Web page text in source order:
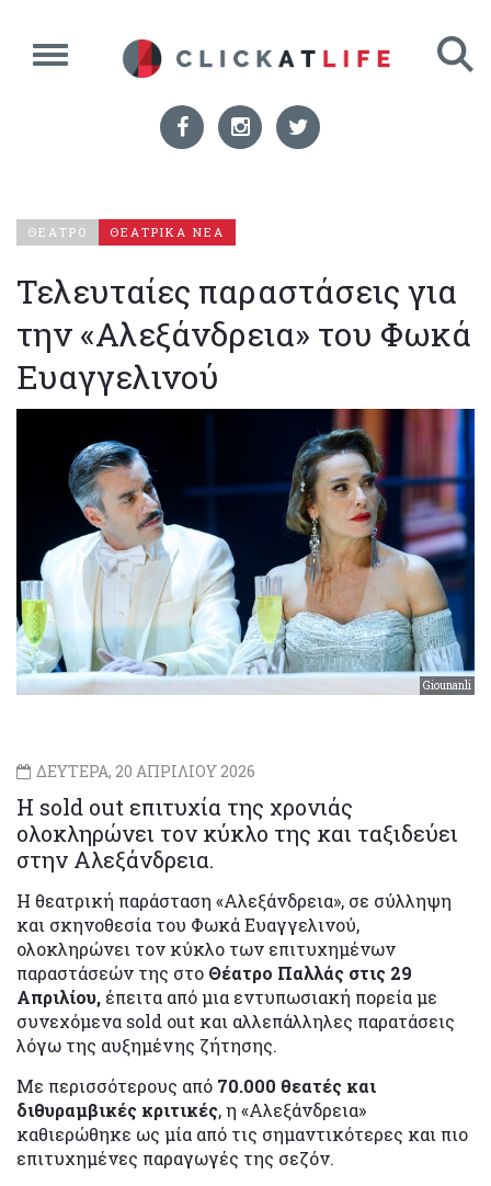
ΘΕΑΤΡΟ ΘΕΑΤΡΙΚΑ ΝΕΑ
Τελευταίες παραστάσεις για
την «Αλεξάνδρεια» του Φωκά
Ευαγγελινού
Giounanli
ΔΕΥΤΕΡΑ, 20 ΑΠΡΙΛΙΟΥ 2026
Η sold out επιτυχία της χρονιάς
ολοκληρώνει τον κύκλο της και ταξιδεύει
στην Αλεξάνδρεια.
Η θεατρική παράσταση «Αλεξάνδρεια», σε σύλληψη
και σκηνοθεσία του Φωκά Ευαγγελινού,
ολοκληρώνει τον κύκλο των επιτυχημένων
παραστάσεών της στο Θέατρο Παλλάς στις 29
Απριλίου, έπειτα από μια εντυπωσιακή πορεία με
συνεχόμενα sold out και αλλεπάλληλες παρατάσεις
λόγω της αυξημένης ζήτησης.
Με περισσότερους από 70.000 θεατές και
διθυραμβικές κριτικές, η «Αλεξάνδρεια»
καθιερώθηκε ως μία από τις σημαντικότερες και πιο
επιτυχημένες παραγωγές της σεζόν.